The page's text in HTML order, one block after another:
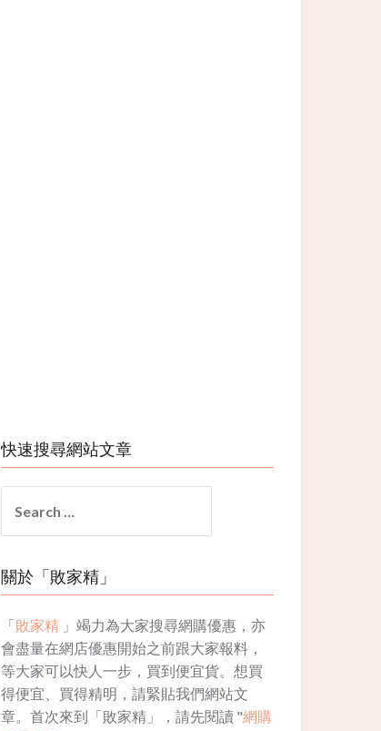
快速搜尋網站文章
for:
關於「敗家精」
「敗家精 」竭力為大家搜尋網購優惠，亦
會盡量在網店優惠開始之前跟大家報料，
等大家可以快人一步，買到便宜貨。想買
得便宜、買得精明，請緊貼我們網站文
章。首次來到「敗家精」，請先閱讀 "網購